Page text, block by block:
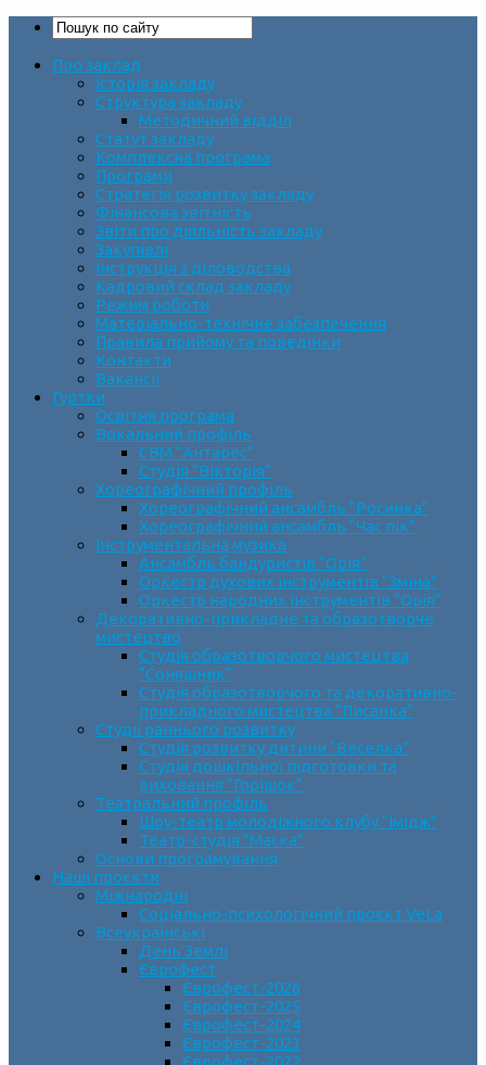
Про заклад
Історія закладу
Структура закладу
Методичний відділ
Статут закладу
Комплексна програма
Програми
Стратегія розвитку закладу
Фінансова звітність
Звіти про діяльність закладу
Закупівлі
Інструкція з діловодства
Кадровий склад закладу
Режим роботи
Матеріально-технічне забезпечення
Правила прийому та поведінки
Контакти
Вакансії
Гуртки
Освітня програма
Вокальний профіль
СВМ “Антарес”
Студія “Вікторія”
Хореографічний профіль
Хореографічний ансамбль “Росинка”
Хореографічний ансамбль “Час пік”
Інструментальна музика
Ансамбль бандуристів “Орія”
Оркестр духових інструментів “Зміна”
Оркестр народних інструментів “Орія”
Декоративно-прикладне та образотворче
мистецтво
Cтудія образотворчого мистецтва
“Соняшник”
Студія образотворчого та декоративно-
прикладного мистецтва “Писанка”
Студії раннього розвитку
Студія розвитку дитини “Веселка”
Студія дошкільної підготовки та
виховання “Горішок”
Театральний профіль
Шоу-театр молодіжного клубу “Імідж”
Театр-студія “Маска”
Основи програмування
Наші проєкти
Міжнародні
Соціально-психологічний проєкт VeLa
Всеукраїнські
День Землі
Єврофест
Єврофест-2026
Єврофест-2025
Єврофест-2024
Єврофест-2023
Єврофест-2022